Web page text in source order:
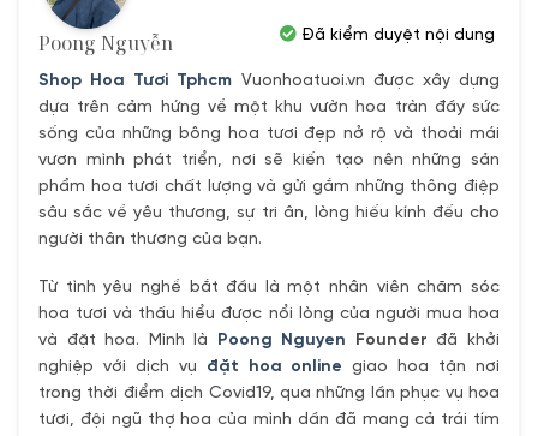
Poong Nguyễn
Shop Hoa Tươi Tphcm Vuonhoatuoi.vn được xây dựng
dựa trên cảm hứng về một khu vườn hoa tràn đầy sức
sống của những bông hoa tươi đẹp nở rộ và thoải mái
vươn mình phát triển, nơi sẽ kiến tạo nên những sản
phẩm hoa tươi chất lượng và gửi gắm những thông điệp
sâu sắc về yêu thương, sự tri ân, lòng hiếu kính đếu cho
người thân thương của bạn.
Từ tình yêu nghề bắt đầu là một nhân viên chăm sóc
hoa tươi và thấu hiểu được nổi lòng của người mua hoa
và đặt hoa. Mình là Poong Nguyen Founder đã khởi
nghiệp với dịch vụ đặt hoa online giao hoa tận nơi
trong thời điểm dịch Covid19, qua những lần phục vụ hoa
tươi, đội ngũ thợ hoa của mình dần đã mang cả trái tím
Đã kiểm duyệt nội dung